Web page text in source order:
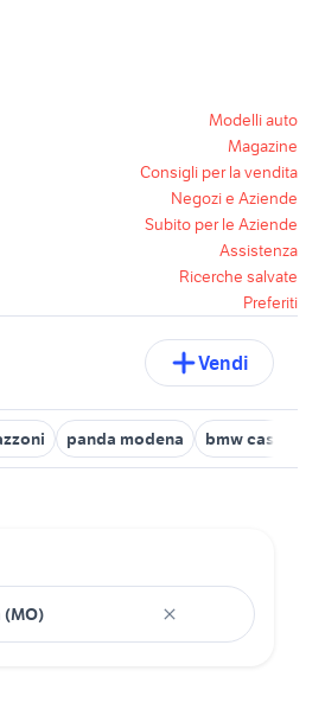
Modelli auto
Magazine
Consigli per la vendita
Negozi e Aziende
Subito per le Aziende
Assistenza
Ricerche salvate
Preferiti
Vendi
panda modena bmw